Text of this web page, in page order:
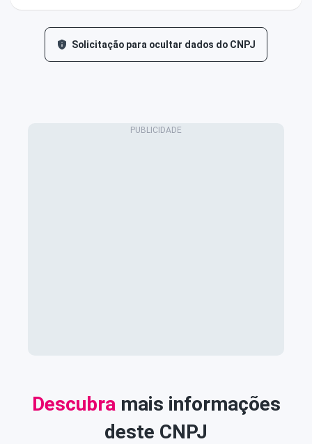
Solicitação para ocultar dados do CNPJ
Descubra mais informações
deste CNPJ